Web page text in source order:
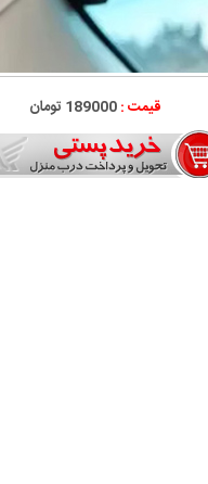
قیمت :189000 تومان